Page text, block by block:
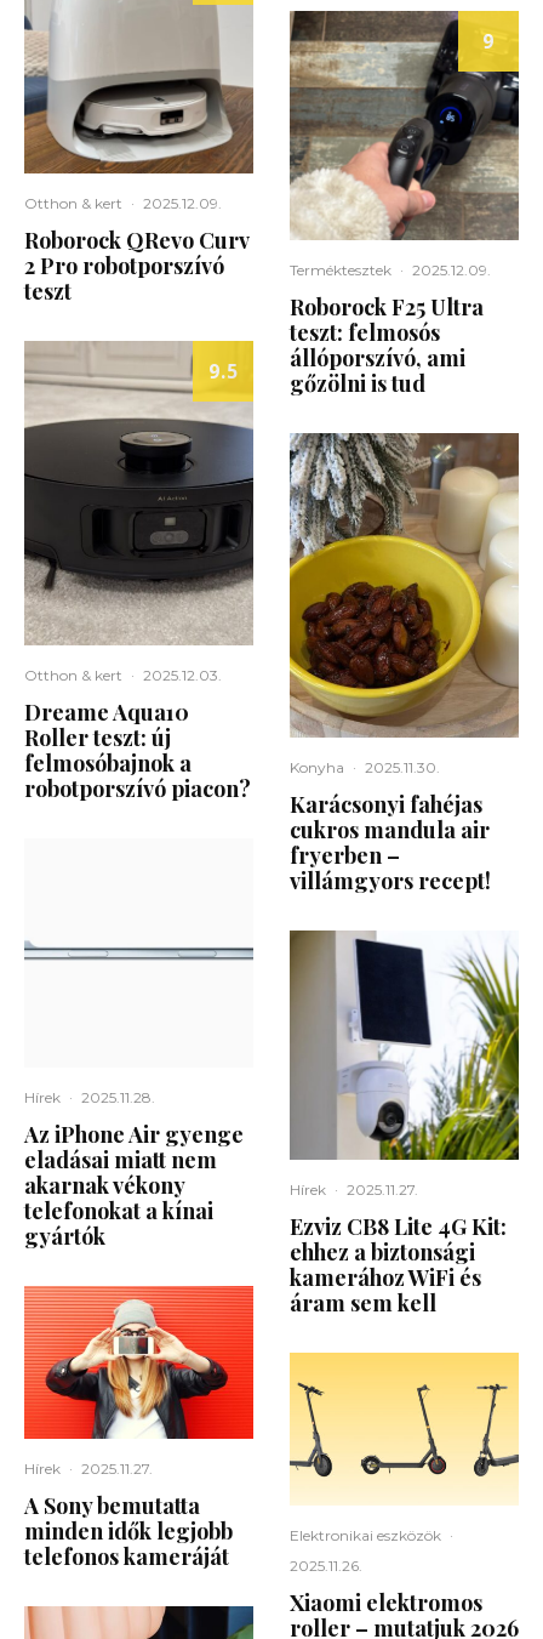
Otthon & kert · 2025.12.09.
Roborock QRevo Curv
2 Pro robotporszívó
teszt
9.5
Otthon & kert · 2025.12.03.
Dreame Aqua10
Roller teszt: új
felmosóbajnok a
robotporszívó piacon?
Hírek · 2025.11.28.
Az iPhone Air gyenge
eladásai miatt nem
akarnak vékony
telefonokat a kínai
gyártók
Hírek · 2025.11.27.
A Sony bemutatta
minden idők legjobb
telefonos kameráját
9
Terméktesztek · 2025.12.09.
Roborock F25 Ultra
teszt: felmosós
állóporszívó, ami
gőzölni is tud
Konyha · 2025.11.30.
Karácsonyi fahéjas
cukros mandula air
fryerben –
villámgyors recept!
Hírek · 2025.11.27.
Ezviz CB8 Lite 4G Kit:
ehhez a biztonsági
kamerához WiFi és
áram sem kell
Elektronikai eszközök ·
2025.11.26.
Xiaomi elektromos
roller – mutatjuk 2026